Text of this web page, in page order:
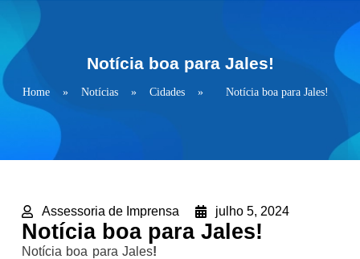
Notícia boa para Jales!
Home » Notícias » Cidades » Notícia boa para Jales!
Assessoria de Imprensa julho 5, 2024
Notícia boa para Jales!
Notícia boa para Jales!